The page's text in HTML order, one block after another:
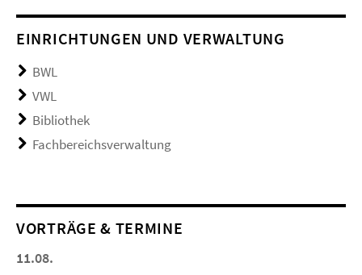
EINRICHTUNGEN UND VERWALTUNG
BWL
VWL
Bibliothek
Fachbereichsverwaltung
VORTRÄGE & TERMINE
11.08.